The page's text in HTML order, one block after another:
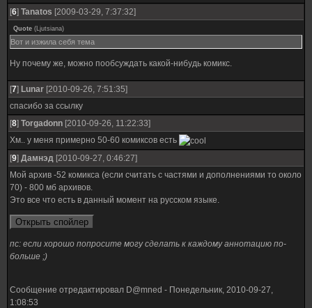
[6] Tanatos [2009-03-29, 7:37:32]
Quote (Ljutsiana)
Вот и изжила себя тема
Ну почему же, можно пообсуждать какой-нибудь комикс.
[7] Lunar [2010-09-26, 7:51:35]
спасибо за ссылку
[8] Torgadonn [2010-09-26, 11:22:33]
Хм.. у меня примерно 50-60 комиксов есть
[9] Дамнэд [2010-09-27, 0:46:27]
Мой архив -52 комикса (если считать с частями и дополнениями то около
70) - 800 мб архивов.
Это все что есть в данный момент на русском языке.
пс: если хорошо попросите могу сделать к каждому аннотацию по-
больше ;)
Сообщение отредактировал D@mned - Понедельник, 2010-09-27,
1:08:53